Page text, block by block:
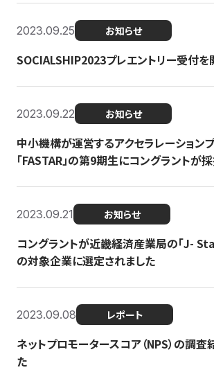
2023.09.25 お知らせ
SOCIALSHIP2023プレエントリー受付を
2023.09.22 お知らせ
中小機構が運営するアクセラレーション
「FASTAR」の第9期生にコングラントが
2023.09.21 お知らせ
コングラントが近畿経済産業局の「J-
の対象企業に選定されました
2023.09.08 レポート
ネットプロモータースコア（NPS）の調
た